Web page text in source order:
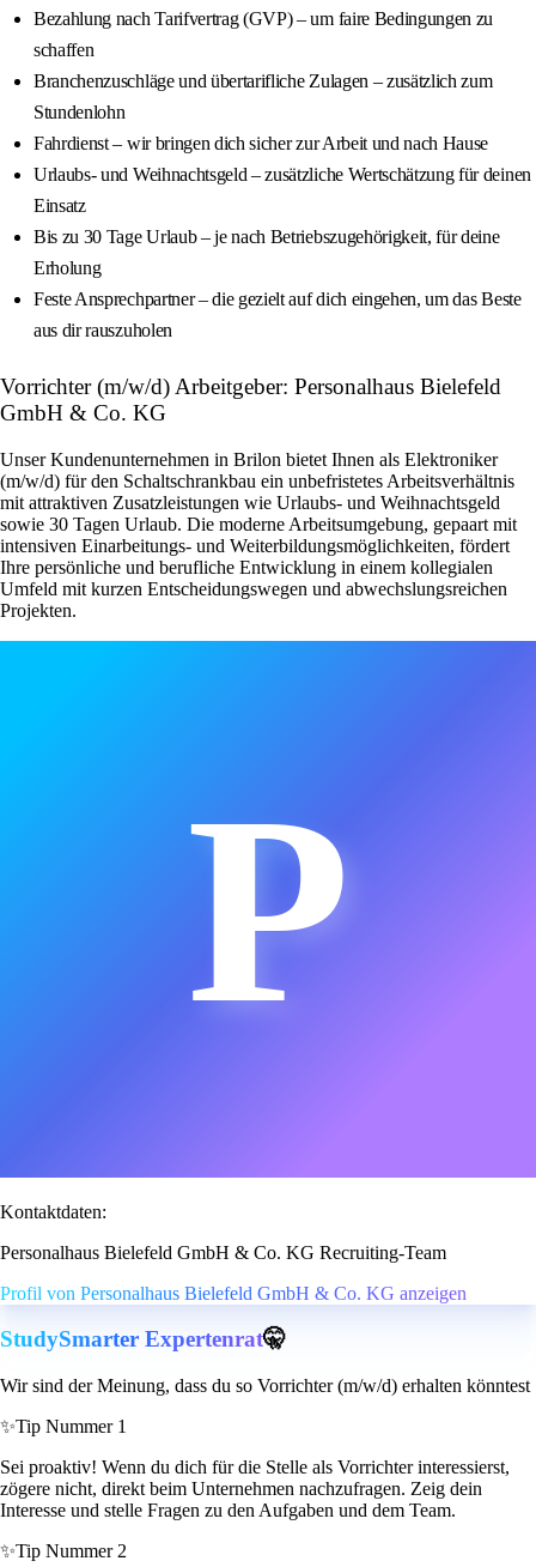
Bezahlung nach Tarifvertrag (GVP) – um faire Bedingungen zu
schaffen
Branchenzuschläge und übertarifliche Zulagen – zusätzlich zum
Stundenlohn
Fahrdienst – wir bringen dich sicher zur Arbeit und nach Hause
Urlaubs- und Weihnachtsgeld – zusätzliche Wertschätzung für deinen
Einsatz
Bis zu 30 Tage Urlaub – je nach Betriebszugehörigkeit, für deine
Erholung
Feste Ansprechpartner – die gezielt auf dich eingehen, um das Beste
aus dir rauszuholen
Vorrichter (m/w/d) Arbeitgeber: Personalhaus Bielefeld
GmbH & Co. KG
Unser Kundenunternehmen in Brilon bietet Ihnen als Elektroniker
(m/w/d) für den Schaltschrankbau ein unbefristetes Arbeitsverhältnis
mit attraktiven Zusatzleistungen wie Urlaubs- und Weihnachtsgeld
sowie 30 Tagen Urlaub. Die moderne Arbeitsumgebung, gepaart mit
intensiven Einarbeitungs- und Weiterbildungsmöglichkeiten, fördert
Ihre persönliche und berufliche Entwicklung in einem kollegialen
Umfeld mit kurzen Entscheidungswegen und abwechslungsreichen
Projekten.
P
Kontaktdaten:
Personalhaus Bielefeld GmbH & Co. KG Recruiting-Team
Profil von Personalhaus Bielefeld GmbH & Co. KG anzeigen
StudySmarter Expertenrat🤫
Wir sind der Meinung, dass du so Vorrichter (m/w/d) erhalten könntest
✨Tip Nummer 1
Sei proaktiv! Wenn du dich für die Stelle als Vorrichter interessierst,
zögere nicht, direkt beim Unternehmen nachzufragen. Zeig dein
Interesse und stelle Fragen zu den Aufgaben und dem Team.
✨Tip Nummer 2